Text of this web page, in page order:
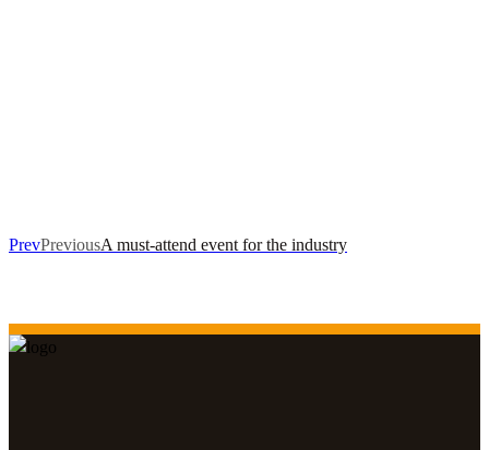
PrevPreviousA must-attend event for the industry